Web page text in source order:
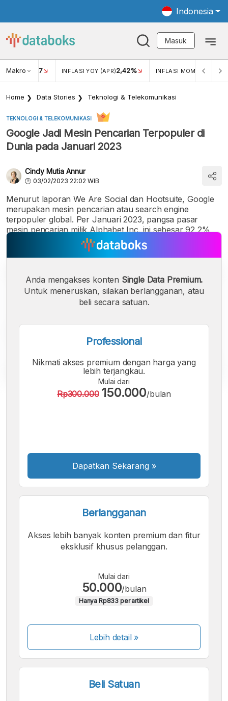
Indonesia
Masuk
Makro
USD/IDR 17 INFLASI YOY (APR)2,42% INFLASI MOM (MAR)
Home Data Stories Teknologi & Telekomunikasi
TEKNOLOGI & TELEKOMUNIKASI
Google Jadi Mesin Pencarian Terpopuler di
Dunia pada Januari 2023
Cindy Mutia Annur
03/02/2023 22:02 WIB
Menurut laporan We Are Social dan Hootsuite, Google
merupakan mesin pencarian atau search engine
terpopuler global. Per Januari 2023, pangsa pasar
mesin pencarian milik Alphabet Inc. ini sebesar 92,2%
A A A
Anda mengakses konten Single Data Premium.
Untuk meneruskan, silakan berlangganan, atau
beli secara satuan.
Professional
Nikmati akses premium dengan harga yang
lebih terjangkau.
Mulai dari
Rp300.000 150.000/bulan
Dapatkan Sekarang »
Berlangganan
Akses lebih banyak konten premium dan fitur
eksklusif khusus pelanggan.
Mulai dari
50.000/bulan
Hanya Rp833 per artikel
Lebih detail »
Beli Satuan